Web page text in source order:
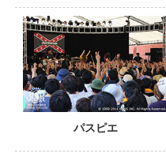
パスピエ
PHOTO